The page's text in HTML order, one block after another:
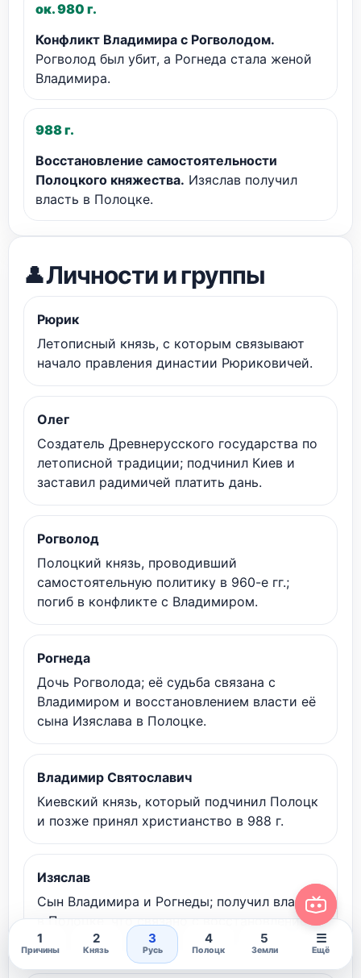
ок. 980 г.
Конфликт Владимира с Рогволодом.
Рогволод был убит, а Рогнеда стала женой
Владимира.
988 г.
Восстановление самостоятельности
Полоцкого княжества. Изяслав получил
власть в Полоцке.
👤Личности и группы
Рюрик
Летописный князь, с которым связывают
начало правления династии Рюриковичей.
Олег
Создатель Древнерусского государства по
летописной традиции; подчинил Киев и
заставил радимичей платить дань.
Рогволод
Полоцкий князь, проводивший
самостоятельную политику в 960-е гг.;
погиб в конфликте с Владимиром.
Рогнеда
Дочь Рогволода; её судьба связана с
Владимиром и восстановлением власти её
сына Изяслава в Полоцке.
Владимир Святославич
Киевский князь, который подчинил Полоцк
и позже принял христианство в 988 г.
Изяслав
Сын Владимира и Рогнеды; получил власть
в Полоцке, что связано с восстановлением
самостоятельности княжества.
1
Причины
2
Князь
3
Русь
4
Полоцк
5
Земли
☰
Ещё